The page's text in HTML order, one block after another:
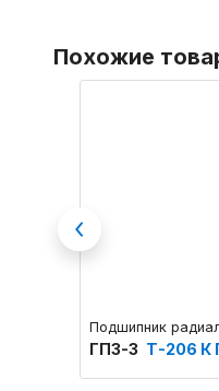
Похожие
Подшипник
ГПЗ-3 Т-206 К
Previous